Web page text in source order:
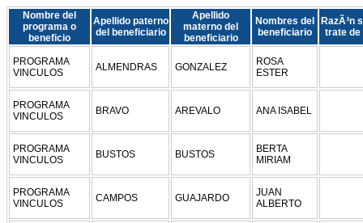
Nombre del
programa o
beneficio
Apellido paterno
del beneficiario
Apellido
materno del
beneficiario
Nombres del
beneficiario
RazÃ³n
trate de
PROGRAMA
VINCULOS
ALMENDRAS GONZALEZ
ROSA
ESTER
PROGRAMA
VINCULOS
BRAVO AREVALO ANA ISABEL
PROGRAMA
VINCULOS
BUSTOS BUSTOS
BERTA
MIRIAM
PROGRAMA
VINCULOS
CAMPOS GUAJARDO
JUAN
ALBERTO